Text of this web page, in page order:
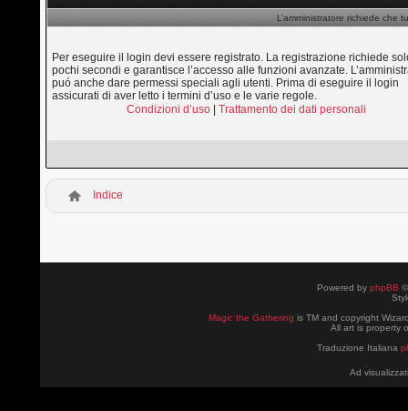
L’amministratore richiede che
Per eseguire il login devi essere registrato. La registrazione richiede
pochi secondi e garantisce l’accesso alle funzioni avanzate.
puó anche dare permessi speciali agli utenti. Prima di eseguire il login
assicurati di aver letto i termini d’uso e le varie regole.
Condizioni d’uso |Trattamento dei dati personali
Indice
Powered by phpBB
Magic the Gathering is TM and copyright
All art is property
Traduzione Italiana
Ad